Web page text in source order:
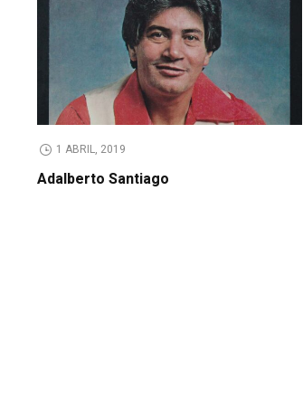
1 ABRIL, 2019
Adalberto Santiago